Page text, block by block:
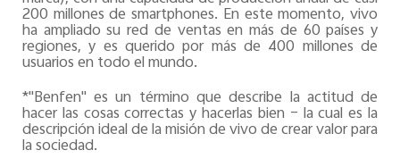
200 millones de smartphones. En este momento, vivo
ha ampliado su red de ventas en más de 60 países y
regiones, y es querido por más de 400 millones de
usuarios en todo el mundo.
*"Benfen" es un término que describe la actitud de
hacer las cosas correctas y hacerlas bien – la cual es la
descripción ideal de la misión de vivo de crear valor para
la sociedad.